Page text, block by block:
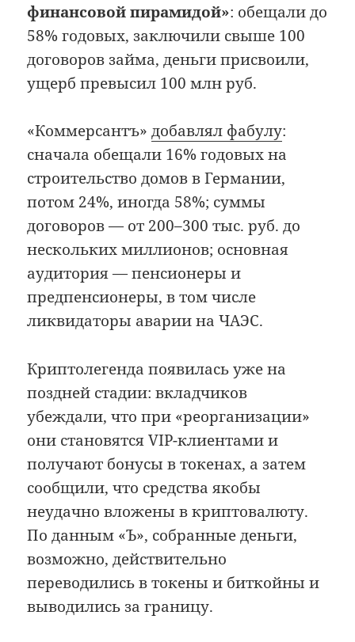
финансовой пирамидой»: обещали до
58% годовых, заключили свыше 100
договоров займа, деньги присвоили,
ущерб превысил 100 млн руб.
«Коммерсантъ»добавлял фабулу:
сначала обещали 16% годовых на
строительство домов в Германии,
потом 24%, иногда 58%; суммы
договоров — от 200–300 тыс. руб. до
нескольких миллионов; основная
аудитория — пенсионеры и
предпенсионеры, в том числе
ликвидаторы аварии на ЧАЭС.
Криптолегенда появилась уже на
поздней стадии: вкладчиков
убеждали, что при «реорганизации»
они становятся VIP-клиентами и
получают бонусы в токенах, а затем
сообщили, что средства якобы
неудачно вложены в криптовалюту.
По данным «Ъ», собранные деньги,
возможно, действительно
переводились в токены и биткойны и
выводились за границу.